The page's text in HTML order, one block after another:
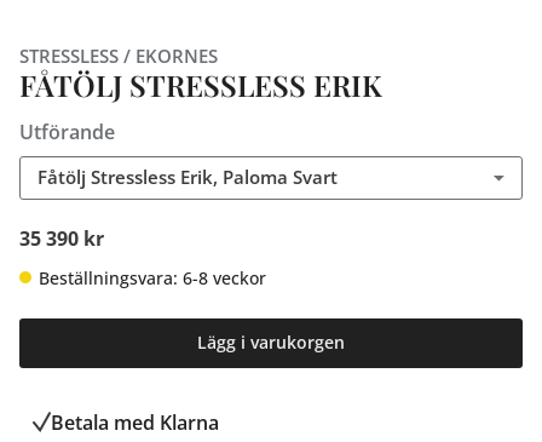
STRESSLESS / EKORNES
FÅTÖLJ STRESSLESS ERIK
Utförande
Fåtölj Stressless Erik, Paloma Svart
35 390 kr
Beställningsvara: 6-8 veckor
Lägg i varukorgen
Betala med Klarna